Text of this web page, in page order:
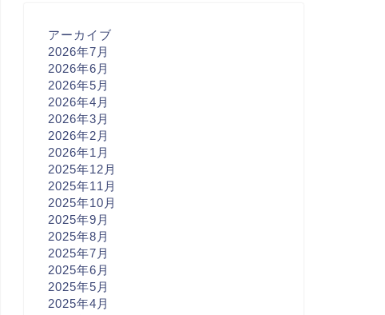
アーカイブ
2026年7月
2026年6月
2026年5月
2026年4月
2026年3月
2026年2月
2026年1月
2025年12月
2025年11月
2025年10月
2025年9月
2025年8月
2025年7月
2025年6月
2025年5月
2025年4月